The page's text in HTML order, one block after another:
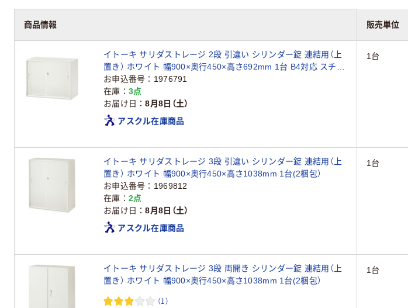
商品情報 販売単位
イトーキ サリダストレージ 2段 引違い シリンダー錠 連結用（上
置き） ホワイト 幅900×奥行450×高さ692mm 1台 B4対応 スチー
ル書庫
お申込番号
1976791
在庫
3点
お届け日
8月8日（土）
アスクル在庫商品
1台
イトーキ サリダストレージ 3段 引違い シリンダー錠 連結用（上
置き） ホワイト 幅900×奥行450×高さ1038mm 1台(2梱包）
お申込番号
1969812
在庫
2点
お届け日
8月8日（土）
アスクル在庫商品
1台
イトーキ サリダストレージ 3段 両開き シリンダー錠 連結用（上
置き） ホワイト 幅900×奥行450×高さ1038mm 1台(2梱包）
（1）
1台